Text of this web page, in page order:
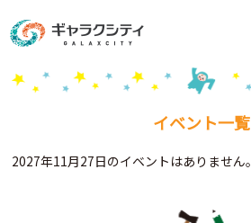
施設案内
こども
西新井
イベント一覧
2027年11月27日のイベントはありません。